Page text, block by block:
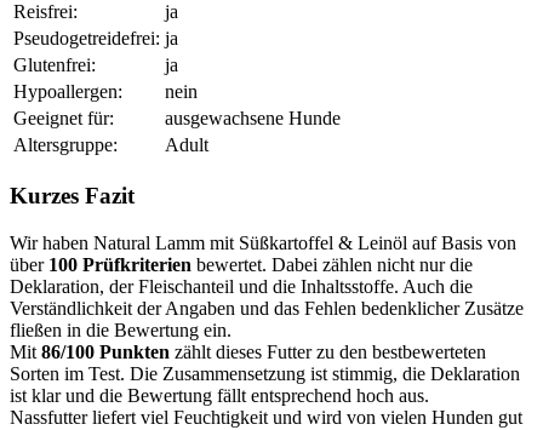
Reisfrei:
ja
Pseudogetreidefrei: ja
Glutenfrei:
ja
Hypoallergen:
nein
Geeignet für:
ausgewachsene Hunde
Altersgruppe:
Adult
Kurzes Fazit
Wir haben Natural Lamm mit Süßkartoffel & Leinöl auf Basis von
über 100 Prüfkriterien bewertet. Dabei zählen nicht nur die
Deklaration, der Fleischanteil und die Inhaltsstoffe. Auch die
Verständlichkeit der Angaben und das Fehlen bedenklicher Zusätze
fließen in die Bewertung ein.
Mit 86/100 Punkten zählt dieses Futter zu den bestbewerteten
Sorten im Test. Die Zusammensetzung ist stimmig, die Deklaration
ist klar und die Bewertung fällt entsprechend hoch aus.
Nassfutter liefert viel Feuchtigkeit und wird von vielen Hunden gut